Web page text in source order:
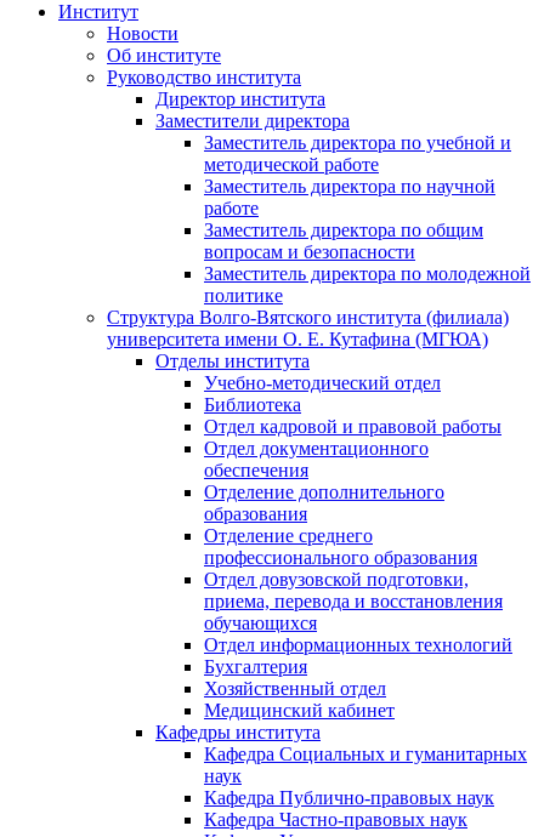
Институт
Новости
Об институте
Руководство института
Директор института
Заместители директора
Заместитель директора по учебной и
методической работе
Заместитель директора по научной
работе
Заместитель директора по общим
вопросам и безопасности
Заместитель директора по молодежной
политике
Структура Волго-Вятского института (филиала)
университета имени О. Е. Кутафина (МГЮА)
Отделы института
Учебно-методический отдел
Библиотека
Отдел кадровой и правовой работы
Отдел документационного
обеспечения
Отделение дополнительного
образования
Отделение среднего
профессионального образования
Отдел довузовской подготовки,
приема, перевода и восстановления
обучающихся
Отдел информационных технологий
Бухгалтерия
Хозяйственный отдел
Медицинский кабинет
Кафедры института
Кафедра Социальных и гуманитарных
наук
Кафедра Публично-правовых наук
Кафедра Частно-правовых наук